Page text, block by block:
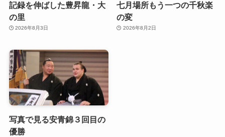
記録を伸ばした豊昇龍・大
の里
2026年8月3日
七月場所もう一つの千秋楽
の変
2026年8月2日
写真で見る安青錦３回目の
優勝